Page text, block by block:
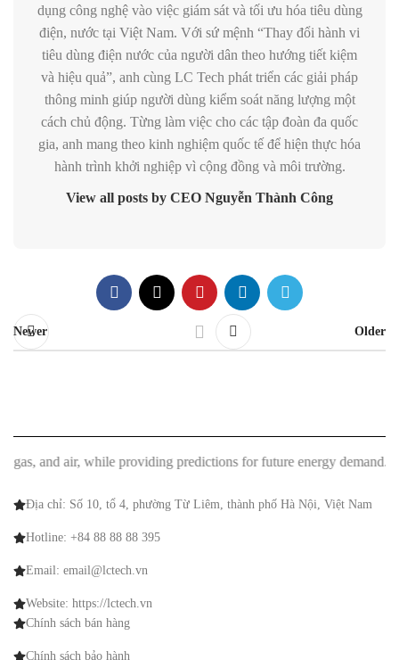
dụng công nghệ vào việc giám sát và tối ưu hóa tiêu dùng
điện, nước tại Việt Nam. Với sứ mệnh “Thay đổi hành vi
tiêu dùng điện nước của người dân theo hướng tiết kiệm
và hiệu quả”, anh cùng LC Tech phát triển các giải pháp
thông minh giúp người dùng kiểm soát năng lượng một
cách chủ động. Từng làm việc cho các tập đoàn đa quốc
gia, anh mang theo kinh nghiệm quốc tế để hiện thực hóa
hành trình khởi nghiệp vì cộng đồng và môi trường.
View all posts by CEO Nguyễn Thành Công
Newer Older
air, while providing predictions for future energy demand.""MMM
Địa chỉ: Số 10, tổ 4, phường Từ Liêm, thành phố Hà Nội, Việt Nam
Hotline: +84 88 88 88 395
Email: email@lctech.vn
Website: https://lctech.vn
Chính sách bán hàng
Chính sách bảo hành